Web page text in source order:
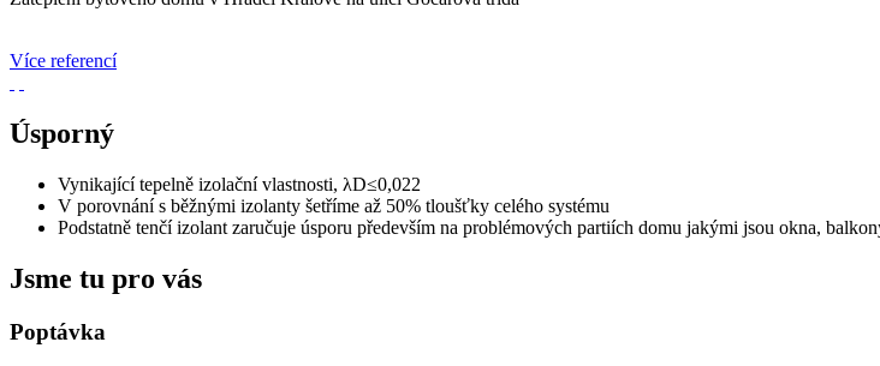
Více referencí
Úsporný
Vynikající tepelně izolační vlastnosti, λD≤0,022
V porovnání s běžnými izolanty šetříme až 50% tloušťky celého systému
Podstatně tenčí izolant zaručuje úsporu především na problémových partiích domu jakými jsou okna,
Jsme tu pro vás
Poptávka